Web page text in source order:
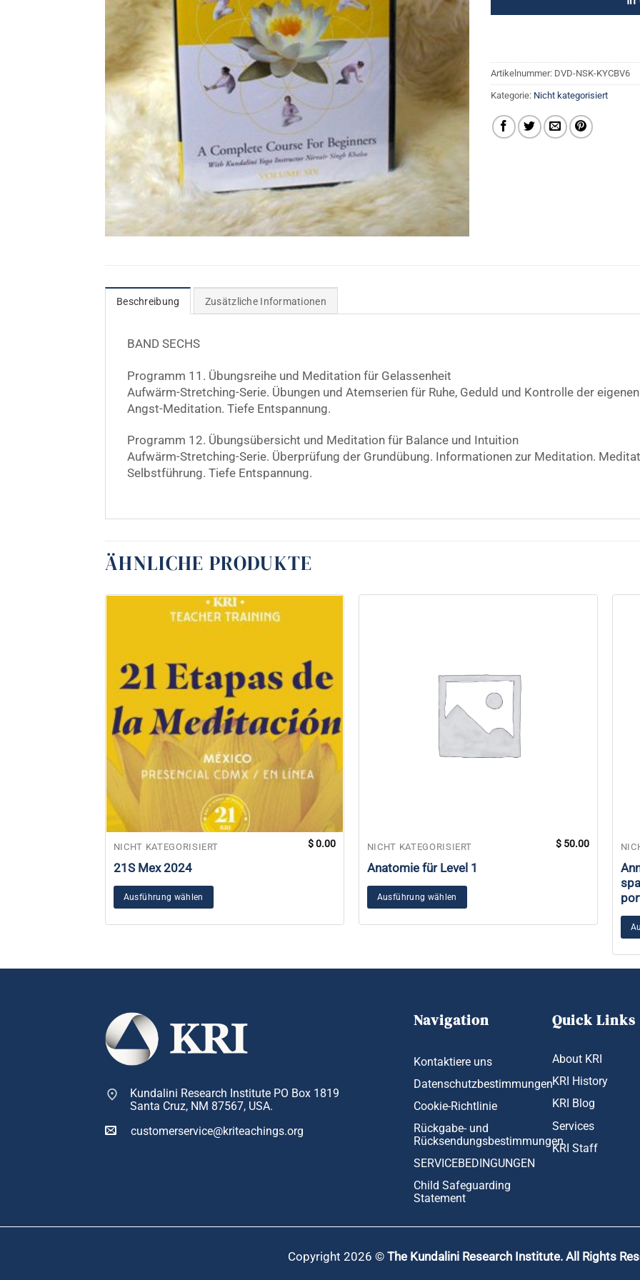
Artikelnummer: DVD-NSK-KYCBV6
Kategorie: Nicht kategorisiert
Beschreibung Zusätzliche Informationen
BAND SECHS
Programm 11. Übungsreihe und Meditation für Gelassenheit
Aufwärm-Stretching-Serie. Übungen und Atemserien für Ruhe, Geduld und Kontrolle der
Angst-Meditation. Tiefe Entspannung.
Programm 12. Übungsübersicht und Meditation für Balance und Intuition
Aufwärm-Stretching-Serie. Überprüfung der Grundübung. Informationen zur Meditation.
Selbstführung. Tiefe Entspannung.
ÄHNLICHE PRODUKTE
NICHT KATEGORISIERT
21S Mex 2024
$0.00
Ausführung wählen
NICHT KATEGORISIERT
Anatomie für Level 1
$ 50.00
Ausführung wählen
Kundalini Research Institute PO Box 1819
Santa Cruz, NM 87567, USA.
customerservice@kriteachings.org
Navigation
Kontaktiere uns
Datenschutzbestimmungen
Cookie-Richtlinie
Rückgabe- und
Rücksendungsbestimmungen
SERVICEBEDINGUNGEN
Child Safeguarding
Statement
Quick Links
About KRI
KRI History
KRI Blog
Services
KRI Staff
Copyright 2026 © The Kundalini Research Institute. All Rights